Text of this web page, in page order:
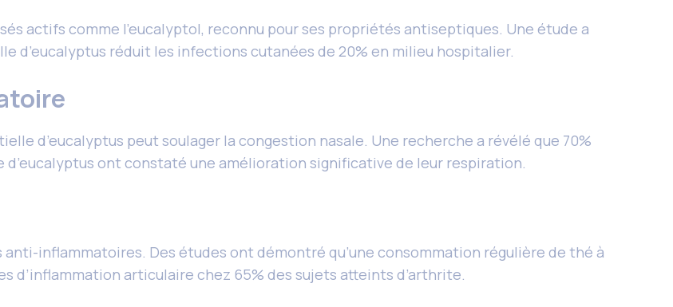
actifs comme l’eucalyptol, reconnu pour ses propriétés antiseptiques. Une étude a
d’eucalyptus réduit les infections cutanées de 20% en milieu hospitalier.
d’eucalyptus peut soulager la congestion nasale. Une recherche a révélé que 70%
ont constaté une amélioration significative de leur respiration.
inflammatoires. Des études ont démontré qu’une consommation régulière de thé à
d’inflammation articulaire chez 65% des sujets atteints d’arthrite.